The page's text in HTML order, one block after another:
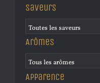
Saveurs
Arômes
Apparence